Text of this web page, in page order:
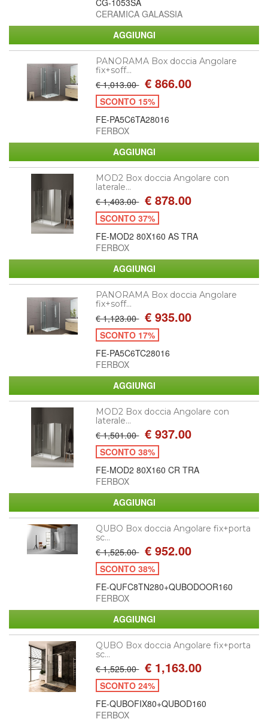
CERAMICA GALASSIA
PANORAMA Box doccia Angolare
fix+soff...
€ 1,013.00 € 866.00
SCONTO 15%
FE-PA5C6TA28016
FERBOX
MOD2 Box doccia Angolare con
laterale...
€ 1,403.00 € 878.00
SCONTO 37%
FE-MOD2 80X160 AS TRA
FERBOX
PANORAMA Box doccia Angolare
fix+soff...
€ 1,123.00 € 935.00
SCONTO 17%
FE-PA5C6TC28016
FERBOX
MOD2 Box doccia Angolare con
laterale...
€ 1,501.00 € 937.00
SCONTO 38%
FE-MOD2 80X160 CR TRA
FERBOX
QUBO Box doccia Angolare fix+porta
sc...
€ 1,525.00 € 952.00
SCONTO 38%
FE-QUFC8TN280+QUBODOOR160
FERBOX
QUBO Box doccia Angolare fix+porta
sc...
€ 1,525.00 € 1,163.00
SCONTO 24%
FE-QUBOFIX80+QUBOD160
FERBOX